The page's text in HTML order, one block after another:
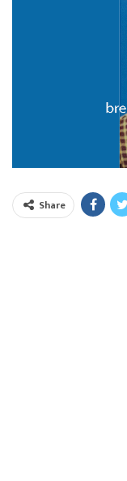
Share